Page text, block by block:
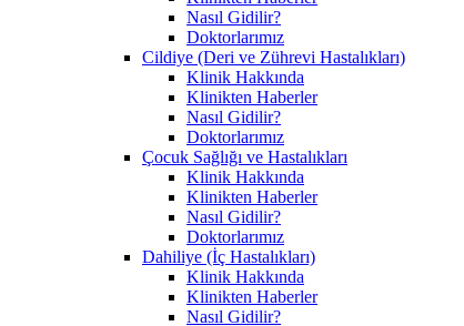
Nasıl Gidilir?
Doktorlarımız
Cildiye (Deri ve Zührevi Hastalıkları)
Klinik Hakkında
Klinikten Haberler
Nasıl Gidilir?
Doktorlarımız
Çocuk Sağlığı ve Hastalıkları
Klinik Hakkında
Klinikten Haberler
Nasıl Gidilir?
Doktorlarımız
Dahiliye (İç Hastalıkları)
Klinik Hakkında
Klinikten Haberler
Nasıl Gidilir?